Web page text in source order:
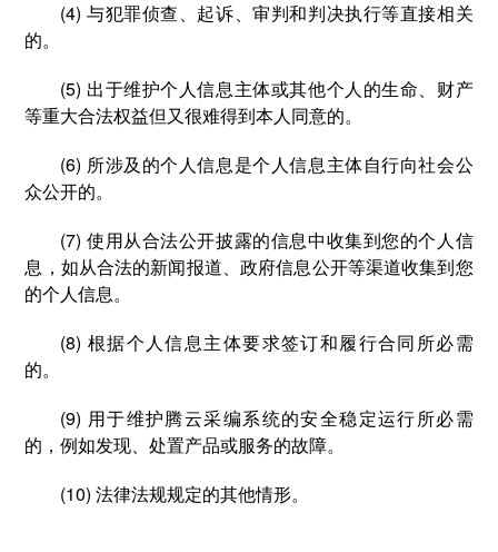
(4) 与犯罪侦查、起诉、审判和判决执行等直接相关
的。
(5) 出于维护个人信息主体或其他个人的生命、财产
等重大合法权益但又很难得到本人同意的。
(6) 所涉及的个人信息是个人信息主体自行向社会公
众公开的。
(7) 使用从合法公开披露的信息中收集到您的个人信
息，如从合法的新闻报道、政府信息公开等渠道收集到您
的个人信息。
(8) 根据个人信息主体要求签订和履行合同所必需
的。
(9) 用于维护腾云采编系统的安全稳定运行所必需
的，例如发现、处置产品或服务的故障。
(10) 法律法规规定的其他情形。